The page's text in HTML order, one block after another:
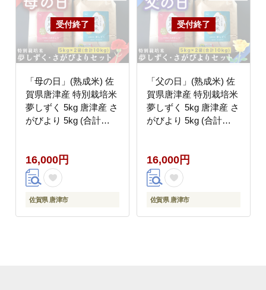
「母の日」(熟成米) 佐
賀県唐津産 特別栽培米
夢しずく 5kg 唐津産 さ
がびより 5kg (合計
16,000円
佐賀県 唐津市
「父の日」(熟成米) 佐
賀県唐津産 特別栽培米
夢しずく 5kg 唐津産 さ
がびより 5kg (合計
16,000円
佐賀県 唐津市